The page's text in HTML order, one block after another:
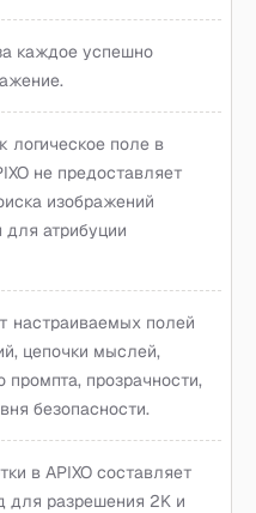
каждое успешно
логическое поле в
не предоставляет
изображений
для атрибуции
настраиваемых полей
цепочки мыслей,
промпта, прозрачности,
безопасности.
в APIXO составляет
для разрешения 2K и